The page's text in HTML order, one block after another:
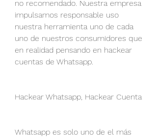
no recomendado. Nuestra empresa
impulsamos responsable uso
nuestra herramienta uno de cada
uno de nuestros consumidores que
en realidad pensando en hackear
cuentas de Whatsapp.
Hackear Whatsapp, Hackear Cuenta
Whatsapp es solo uno de el más